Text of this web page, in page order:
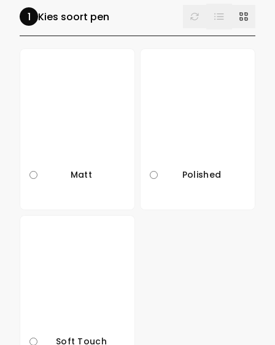
Kies soort pen Reset List Grid
Matt Polished
Soft Touch